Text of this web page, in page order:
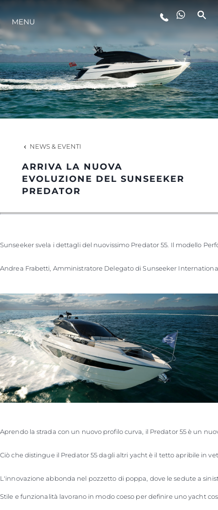
LIFESTYLE
INNOVAZIONE
L'AZIENDA
HERITAGE
VALUTA LA TUA IMBARCAZIONE
MENU
NEWS & EVENTI
ARRIVA LA NUOVA
EVOLUZIONE DEL SUNSEEKER
PREDATOR
Sunseeker svela i dettagli del nuovissimo Predator 55. Il modello
Andrea Frabetti, Amministratore Delegato di Sunseeker
Aprendo la strada con un nuovo profilo curva, il Predator 55 è un
Ciò che distingue il Predator 55 dagli altri yacht è il tetto apribile in
L'innovazione abbonda nel pozzetto di poppa, dove le sedute a